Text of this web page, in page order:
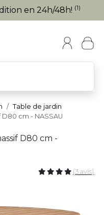
en 24h/48h! (1)
Table de jardin
cm - NASSAU
D80 cm -
(3 avis)